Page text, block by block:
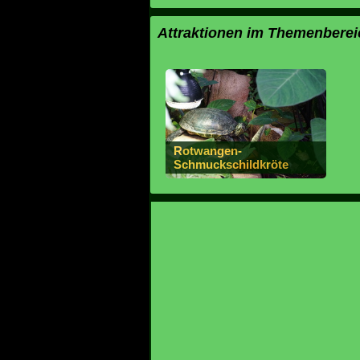
Attraktionen im
Rotwangen-
Schmuckschildkröte